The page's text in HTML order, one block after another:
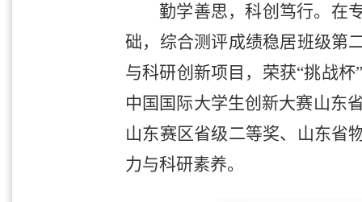
勤学善思，科创笃行。在
础，综合测评成绩稳居班级第
与科研创新项目，荣获“挑战
中国国际大学生创新大赛山东
山东赛区省级二等奖、山东省
力与科研素养。